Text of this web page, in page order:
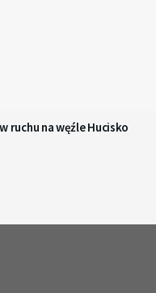
ruchu na węźle Hucisko